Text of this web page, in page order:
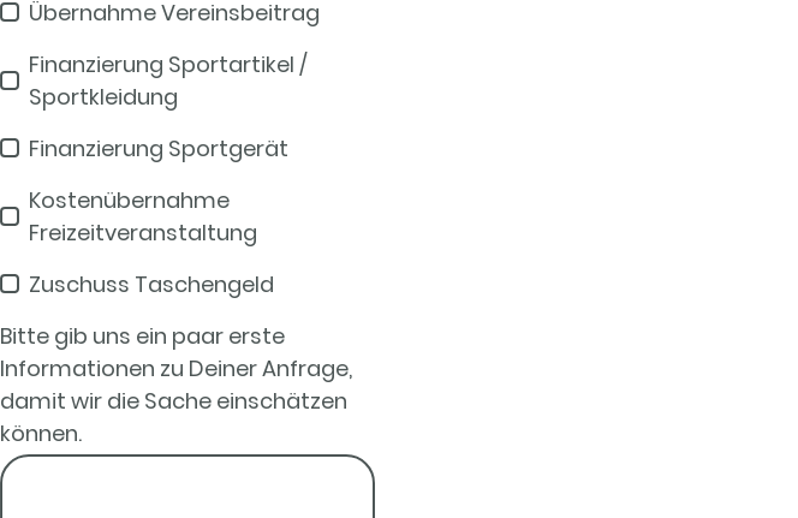
Übernahme Vereinsbeitrag
Finanzierung Sportartikel /
Sportkleidung
Finanzierung Sportgerät
Kostenübernahme
Freizeitveranstaltung
Zuschuss Taschengeld
Bitte gib uns ein paar erste
Informationen zu Deiner Anfrage,
damit wir die Sache einschätzen
können.